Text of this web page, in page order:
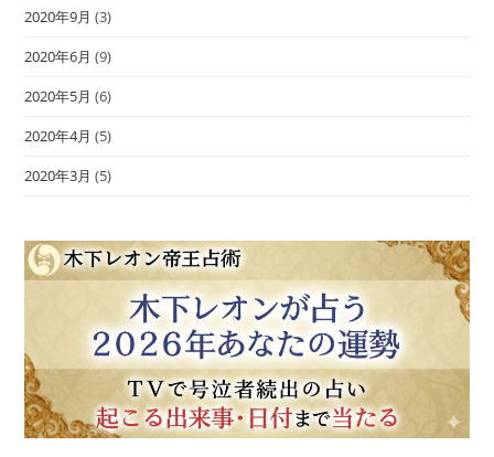
2020年9月 (3)
2020年6月 (9)
2020年5月 (6)
2020年4月 (5)
2020年3月 (5)